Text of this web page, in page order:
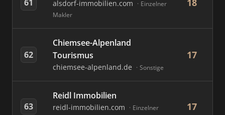
61 alsdorf-immobilien.com
Einzelner
Makler
18
62
Chiemsee-Alpenland
Tourismus
chiemsee-alpenland.de Sonstige
17
63
Reidl Immobilien
reidl-immobilien.com
Einzelner
17